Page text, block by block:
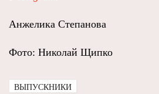
Анжелика Степанова
Фото: Николай Щипко
ВЫПУСКНИКИ